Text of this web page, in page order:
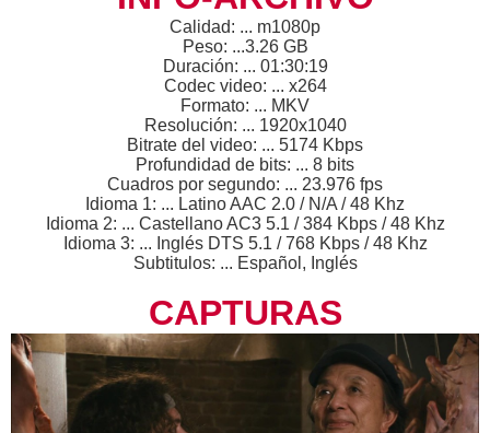
Calidad: ... m1080p
Peso: ...3.26 GB
Duración: ... 01:30:19
Codec video: ... x264
Formato: ... MKV
Resolución: ... 1920x1040
Bitrate del video: ... 5174 Kbps
Profundidad de bits: ... 8 bits
Cuadros por segundo: ... 23.976 fps
Idioma 1: ... Latino AAC 2.0 / N/A / 48 Khz
Idioma 2: ... Castellano AC3 5.1 / 384 Kbps / 48 Khz
Idioma 3: ... Inglés DTS 5.1 / 768 Kbps / 48 Khz
Subtitulos: ... Español, Inglés
CAPTURAS